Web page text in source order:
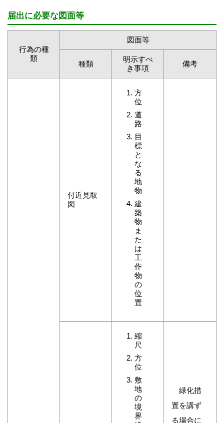
届出に必要な図面等
行為の種
類
図面等
種類
明示すべ
き事項
備考
付近見取
図
方
位
道
路
目
標
と
な
る
地
物
建
築
物
ま
た
は
工
作
物
の
位
置
縮
尺
方
位
敷
地
の
境
界
緑化措
置を講ず
る場合に